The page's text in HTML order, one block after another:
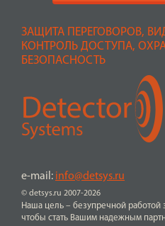
ЗАЩИТА ПЕРЕГОВОРОВ,
КОНТРОЛЬ ДОСТУПА,
БЕЗОПАСНОСТЬ
© detsys.ru 2007-2026
e-mail: info@detsys.ru
Наша цель – безупречной работой
чтобы стать Вашим надежным